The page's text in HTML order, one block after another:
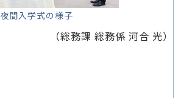
夜間入学式の様子
（総務課 総務係 河合 光）